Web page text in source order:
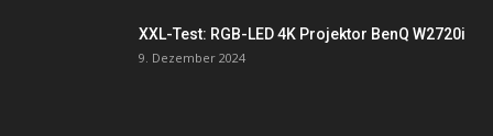
XXL-Test: RGB-LED 4K Projektor BenQ W2720i
9. Dezember 2024